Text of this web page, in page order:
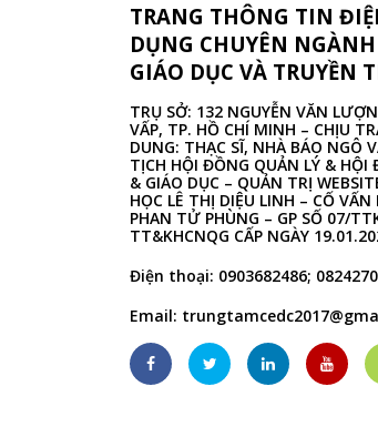
TRANG THÔNG TIN
DỤNG CHUYÊN
GIÁO DỤC VÀ TRUYỀN
TRỤ SỞ: 132 NGUYỄN VĂN
VẤP, TP. HỒ CHÍ MINH – CHỊU
DUNG: THẠC SĨ, NHÀ BÁO NGÔ
TỊCH HỘI ĐỒNG QUẢN LÝ & HỘI
& GIÁO DỤC – QUẢN TRỊ
HỌC LÊ THỊ DIỆU LINH – CỐ VẤN
PHAN TỬ PHÙNG – GP SỐ 07/
TT&KHCNQG CẤP NGÀY
Điện thoại: 0903682486;
Email: